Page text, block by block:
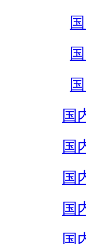
国
国
国
国
国